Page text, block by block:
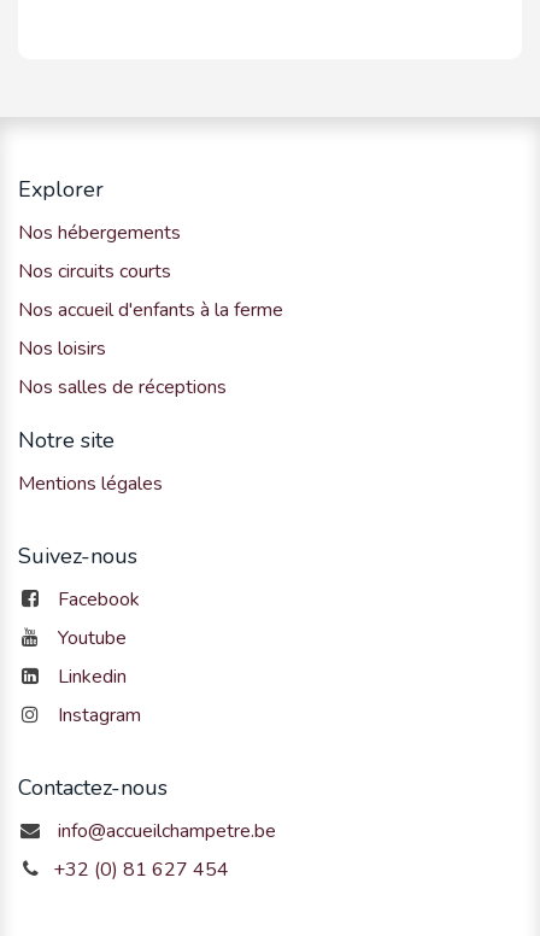
Explorer
Nos hébergements
Nos circuits courts
Nos accueil d'enfants à la ferme
Nos loisirs
Nos salles de réceptions
Notre site
Mentions légales
Suivez-nous
Facebook
Youtube
Linkedin
Instagram
Contactez-nous
info@accueilchampetre.be
+32 (0) 81 627 454